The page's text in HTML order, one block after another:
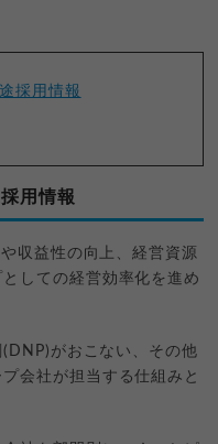
採用情報
用情報
収益性の向上、経営資源
しての経営効率化を進め
がおこない、その他
会社が担当する仕組みと